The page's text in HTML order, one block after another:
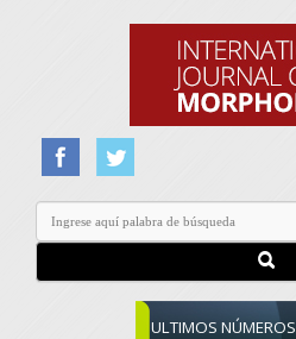
ULTIMOS